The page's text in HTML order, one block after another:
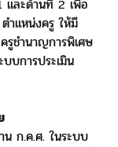
และด้านที่ 2 เพื่อ
ำแหน่งครู ให้มี
รูชำนาญการพิเศษ
บการประเมิน
ก.ค.ศ. ในระบบ